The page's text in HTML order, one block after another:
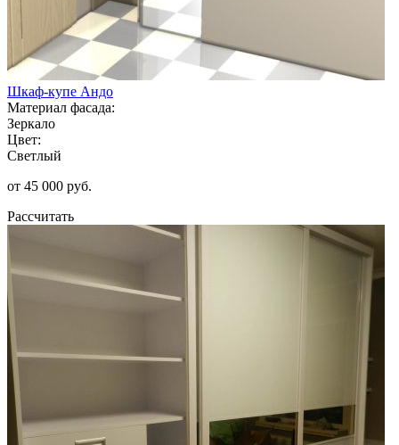
Шкаф-купе Андо
Материал фасада:
Зеркало
Цвет:
Светлый
от 45 000 руб.
Рассчитать